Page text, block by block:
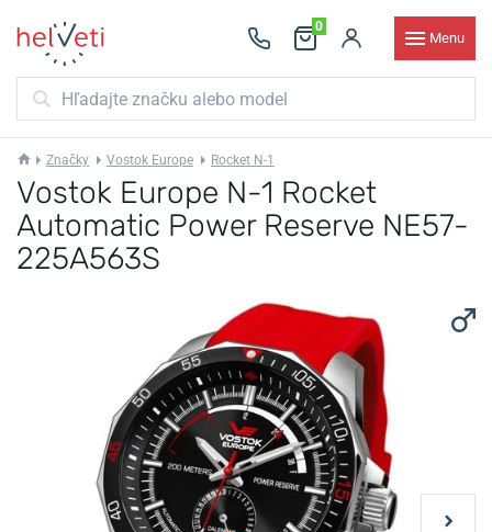
0
Menu
Značky Vostok Europe Rocket N-1
Vostok Europe N-1 Rocket
Automatic Power Reserve NE57-
225A563S